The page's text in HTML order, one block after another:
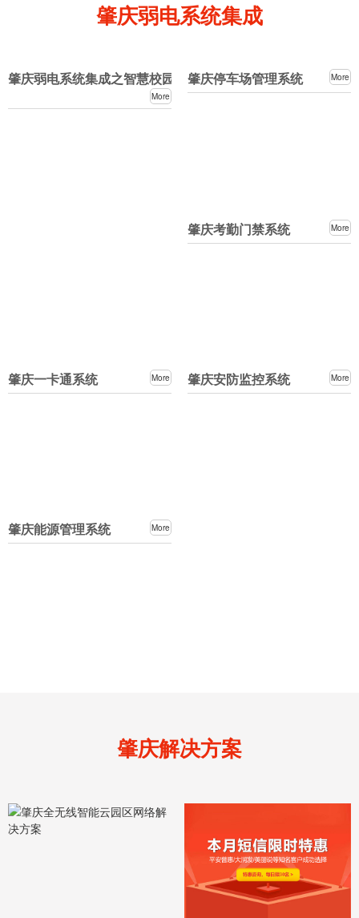
肇庆弱电系统集成
肇庆弱电系统集成之智慧校园系统
More
肇庆停车场管理系统 More
肇庆考勤门禁系统 More
肇庆一卡通系统 More 肇庆安防监控系统 More
肇庆能源管理系统 More
肇庆解决方案